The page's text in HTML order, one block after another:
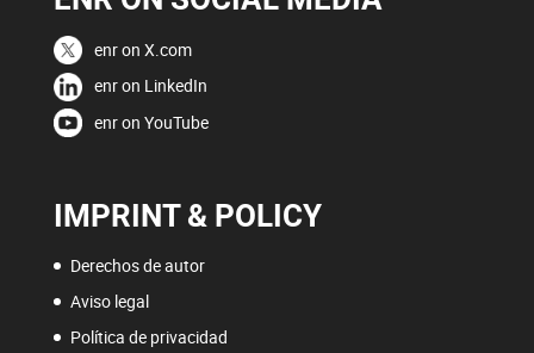
enr on X.com
enr on LinkedIn
enr on YouTube
IMPRINT & POLICY
Derechos de autor
Aviso legal
Política de privacidad